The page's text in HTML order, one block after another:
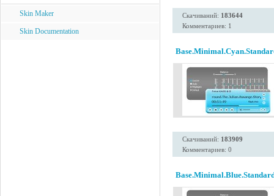
Skin Maker
Skin Documentation
Скачиваний: 183644
Комментариев: 1
Скачиваний: 183909
Комментариев: 0